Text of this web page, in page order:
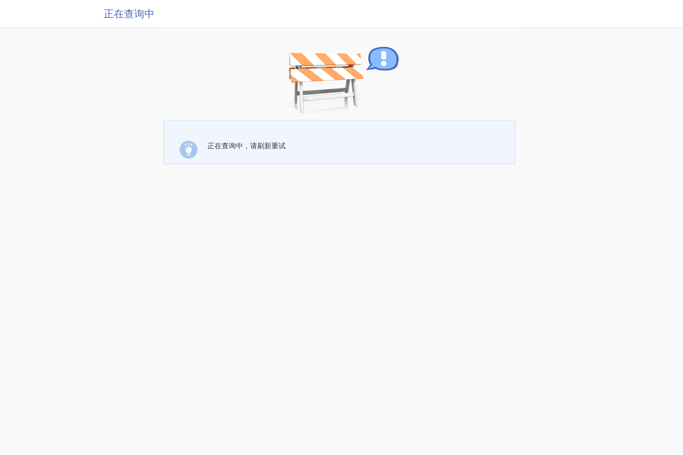
正在查询中
正在查询中，请刷新重试